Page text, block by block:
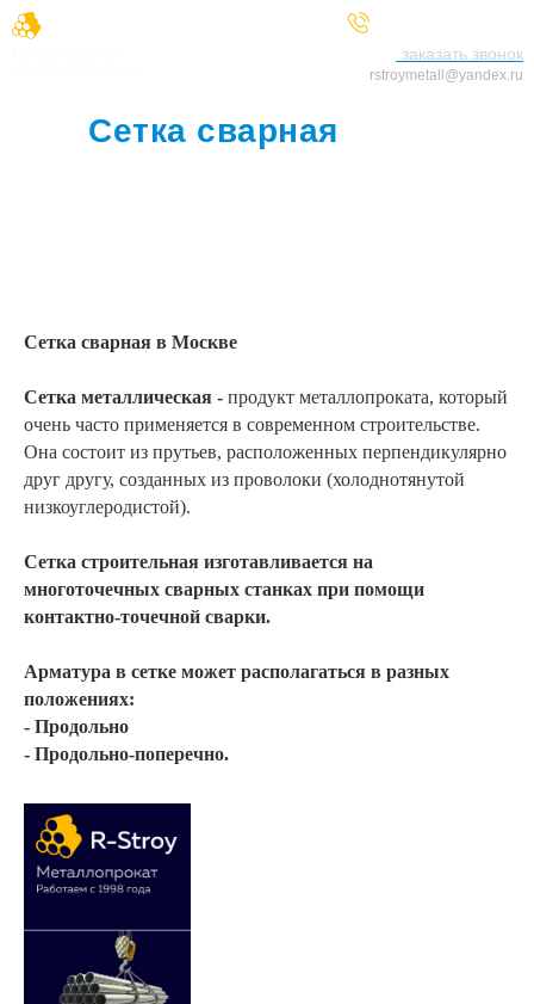
заказать звонок
rstroymetall@yandex.ru
Сетка сварная
Сетка сварная в Москве
Сетка металлическая - продукт металлопроката, который
очень часто применяется в современном строительстве.
Она состоит из прутьев, расположенных перпендикулярно
друг другу, созданных из проволоки (холоднотянутой
низкоуглеродистой).
Сетка строительная изготавливается на
многоточечных сварных станках при помощи
контактно-точечной сварки.
Арматура в сетке может располагаться в разных
положениях:
- Продольно
- Продольно-поперечно.